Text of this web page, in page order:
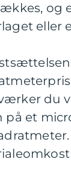
og
eller
du
på et